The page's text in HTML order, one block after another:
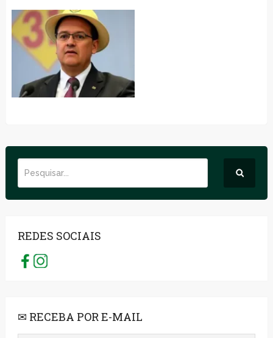
REDES SOCIAIS
✉ RECEBA POR E-MAIL